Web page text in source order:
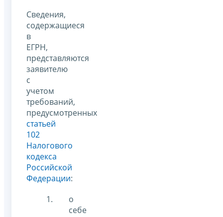
Сведения,
содержащиеся
в
ЕГРН,
представляются
заявителю
с
учетом
требований,
предусмотренных
статьей
102
Налогового
кодекса
Российской
Федерации:
о
себе